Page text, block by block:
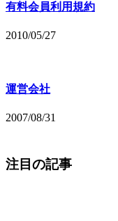
有料会員利用規約
2010/05/27
運営会社
2007/08/31
注目の記事